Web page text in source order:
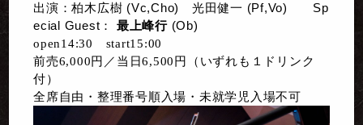
出演：柏木広樹 (Vc,Cho) 光田健一 (Pf,Vo) Sp
ecial Guest： 最上峰行(Ob)
open14:30 start15:00
前売6,000円／当日6,500円（いずれも１ドリンク
付）
全席自由・整理番号順入場・未就学児入場不可